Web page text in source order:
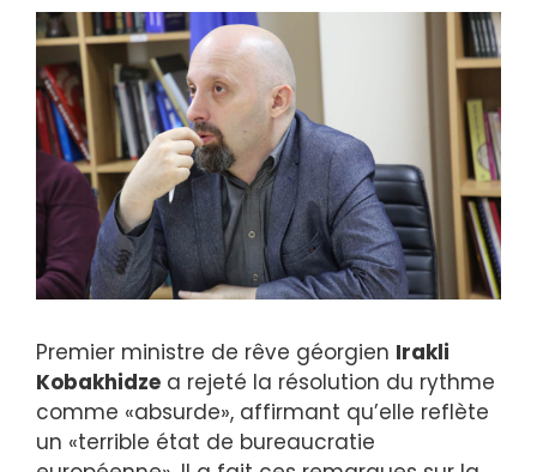
Premier ministre de rêve géorgien Irakli
Kobakhidze a rejeté la résolution du rythme
comme «absurde», affirmant qu’elle reflète
un «terrible état de bureaucratie